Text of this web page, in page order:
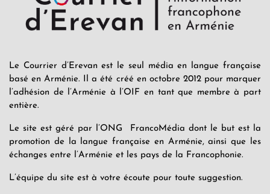
Le Courrier d’Erevan est le seul média en langue française
basé en Arménie. Il a été créé en octobre 2012 pour marquer
l’adhésion de l’Arménie à l’OIF en tant que membre à part
entière.
Le site est géré par l’ONG FrancoMédia dont le but est la
promotion de la langue française en Arménie, ainsi que les
échanges entre l’Arménie et les pays de la Francophonie.
L’équipe du site est à votre écoute pour toute suggestion.